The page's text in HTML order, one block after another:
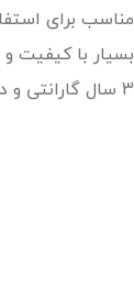
مناسب برای
بسیار با کیفیت
3 سال گارانتی و ده سال خدمات